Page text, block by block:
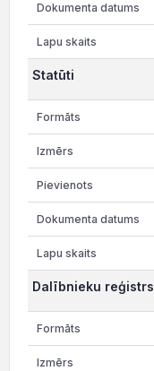
Statūti
Dalībnieku reģistrs